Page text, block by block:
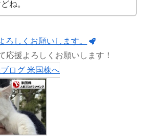
ね。
ろしくお願いします。
応援よろしくお願いします！